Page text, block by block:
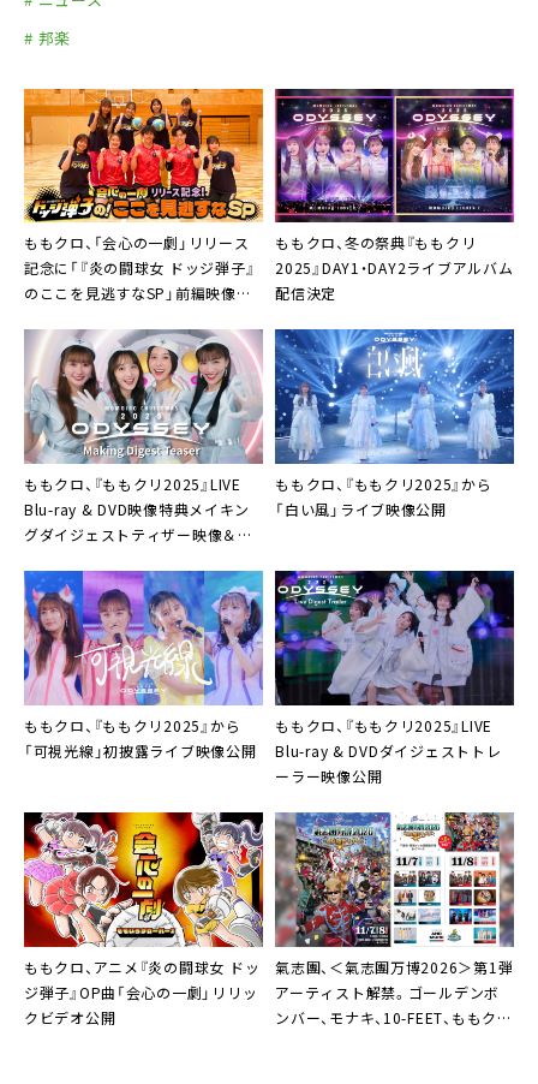
# 邦楽
ももクロ、「会心の一劇」リリース
記念に「『炎の闘球女 ドッジ弾子』
のここを見逃すなSP」前編映像を
ももクロ、冬の祭典『ももクリ
2025』DAY1・DAY2ライブアルバム
配信決定
ももクロ、『ももクリ2025』LIVE
Blu-ray & DVD映像特典メイキン
グダイジェストティザー映像＆展
ももクロ、『ももクリ2025』から
「白い風」ライブ映像公開
ももクロ、『ももクリ2025』から
「可視光線」初披露ライブ映像公開
ももクロ、『ももクリ2025』LIVE
Blu-ray & DVDダイジェストトレ
ーラー映像公開
ももクロ、アニメ『炎の闘球女 ドッ
ジ弾子』OP曲「会心の一劇」リリッ
クビデオ公開
氣志團、＜氣志團万博2026＞第1弾
アーティスト解禁。ゴールデンボ
ンバー、モナキ、10-FEET、ももクロ